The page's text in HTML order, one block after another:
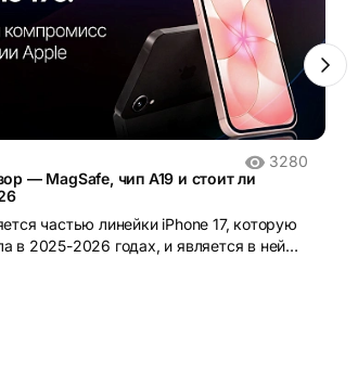
3280
— MagSafe, чип A19 и стоит ли
частью линейки iPhone 17, которую
в 2025-2026 годах, и является в ней